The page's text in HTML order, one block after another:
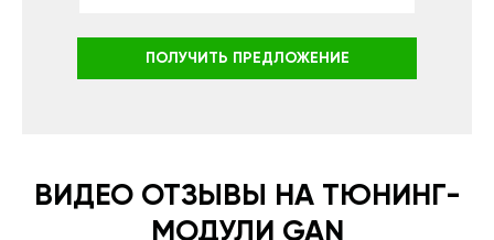
ПОЛУЧИТЬ ПРЕДЛОЖЕНИЕ
ВИДЕО ОТЗЫВЫ НА ТЮНИНГ-
МОДУЛИ GAN